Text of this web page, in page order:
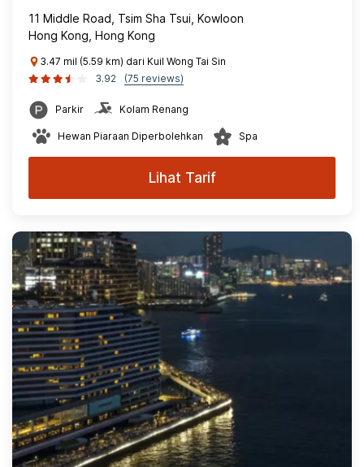
11 Middle Road, Tsim Sha Tsui, Kowloon
Hong Kong, Hong Kong
3.47 mil (5.59 km) dari Kuil Wong Tai Sin
3.92
(75 reviews)
Parkir Kolam Renang
Hewan Piaraan Diperbolehkan Spa
Lihat Tarif